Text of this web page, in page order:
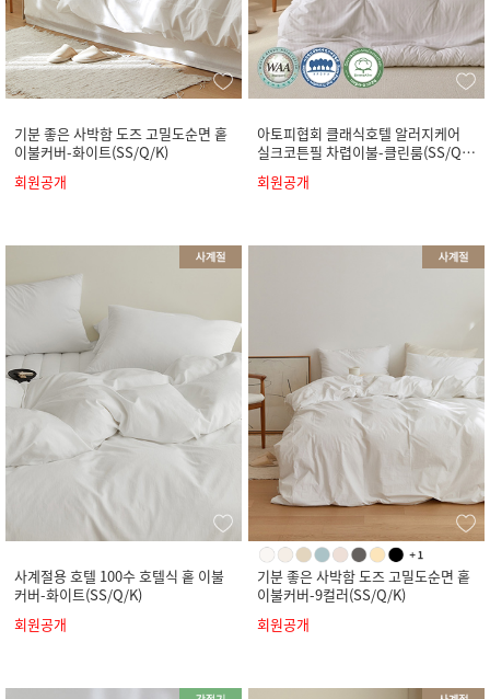
기분 좋은 사박함 도즈 고밀도순면 홑
이불커버-화이트(SS/Q/K)
회원공개
아토피협회 클래식호텔 알러지케어
실크코튼필 차렵이불-클린룸(SS/Q/
회원공개
사계절용 호텔 100수 호텔식 홑 이불
커버-화이트(SS/Q/K)
회원공개
기분 좋은 사박함 도즈 고밀도순면 홑
이불커버-9컬러(SS/Q/K)
회원공개